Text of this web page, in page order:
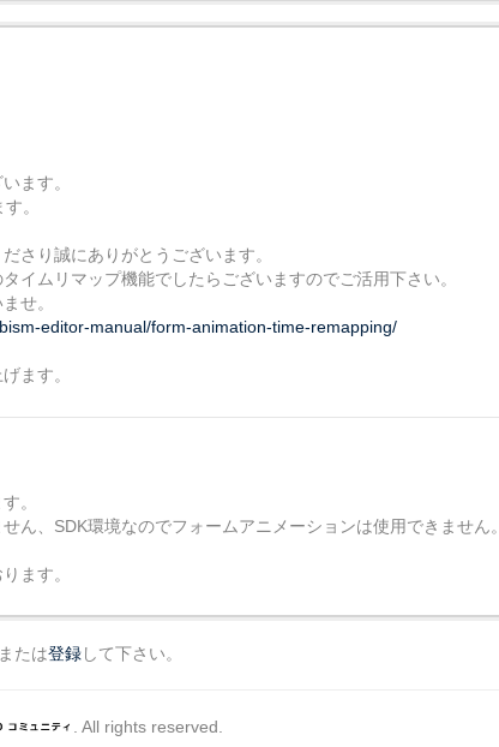
ます。
。
さり誠にありがとうございます。
イムリマップ機能でしたらございますのでご活用下さい。
せ。
editor-manual/form-animation-time-remapping/
ます。
。
ん、SDK環境なのでフォームアニメーションは使用できません。
ます。
または登録して下さい。
. All rights reserved.